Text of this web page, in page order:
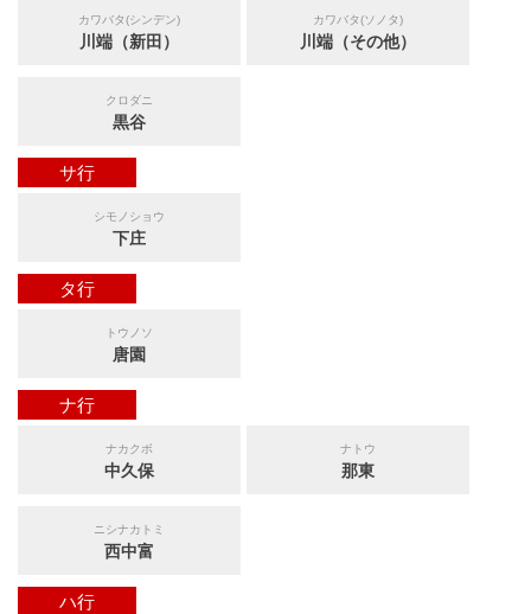
カワバタ(シンデン)
川端（新田）
カワバタ(ソノタ)
川端（その他）
クロダニ
黒谷
サ行
シモノショウ
下庄
タ行
トウノソ
唐園
ナ行
ナカクボ
中久保
ナトウ
那東
ニシナカトミ
西中富
ハ行